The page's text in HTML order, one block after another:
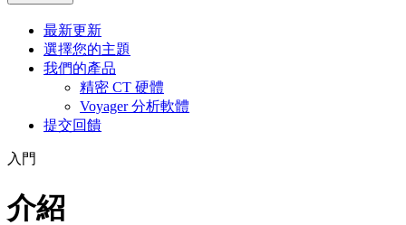
最新更新
選擇您的主題
我們的產品
精密 CT 硬體
Voyager 分析軟體
提交回饋
入門
介紹